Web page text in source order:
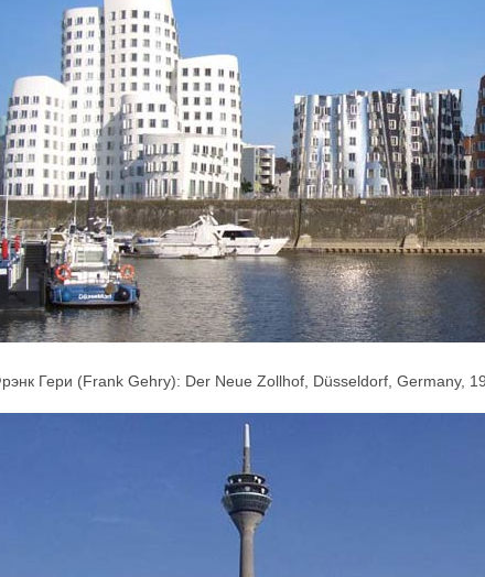
Гери (Frank Gehry): Der Neue Zollhof, Düsseldorf, Germany,